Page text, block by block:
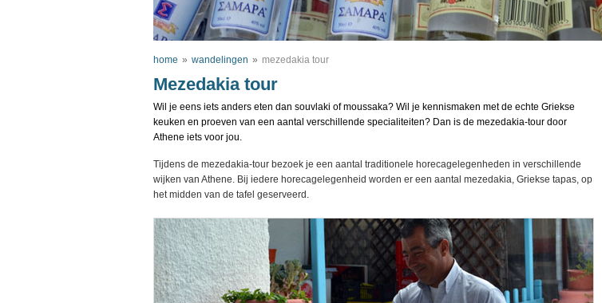
home » wandelingen » mezedakia tour
Mezedakia tour
Wil je eens iets anders eten dan souvlaki of moussaka? Wil je kennismaken met de echte Griekse
keuken en proeven van een aantal verschillende specialiteiten? Dan is de mezedakia-tour door
Athene iets voor jou.
Tijdens de mezedakia-tour bezoek je een aantal traditionele horecagelegenheden in verschillende
wijken van Athene. Bij iedere horecagelegenheid worden er een aantal mezedakia, Griekse tapas, op
het midden van de tafel geserveerd.